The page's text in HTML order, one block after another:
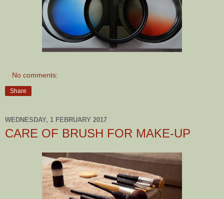
No comments:
Share
WEDNESDAY, 1 FEBRUARY 2017
CARE OF BRUSH FOR MAKE-UP